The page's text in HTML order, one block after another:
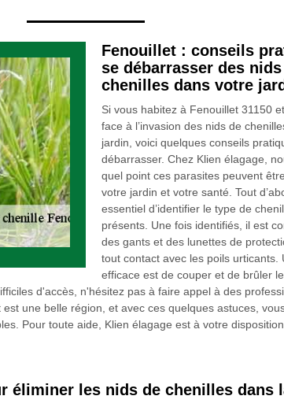
Fenouillet : conseils
se débarrasser des
chenilles dans votre
Si vous habitez à Fenouillet 31150
face à l’invasion des nids de
jardin, voici quelques conseils
débarrasser. Chez Klien élagage,
quel point ces parasites peuvent
votre jardin et votre santé. Tout
essentiel d’identifier le type de
présents. Une fois identifiés, il est
des gants et des lunettes de
tout contact avec les poils urticants.
efficace est de couper et de brûler
d'accès, n'hésitez pas à faire appel à des
une belle région, et avec ces quelques astuces,
Pour toute aide, Klien élagage est à votre
éliminer les nids de chenilles dans